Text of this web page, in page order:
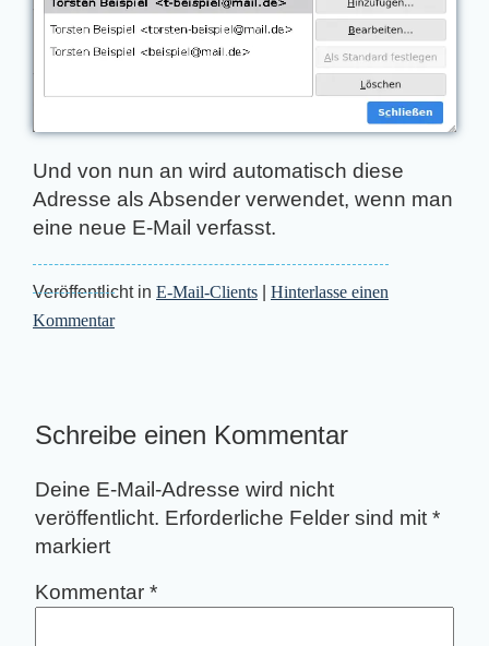
Und von nun an wird automatisch diese
Adresse als Absender verwendet, wenn man
eine neue E-Mail verfasst.
Veröffentlicht in E-Mail-Clients
Hinterlasse einen
Kommentar
Schreibe einen Kommentar
Deine E-Mail-Adresse wird nicht
veröffentlicht. Erforderliche Felder sind mit *
markiert
Kommentar *